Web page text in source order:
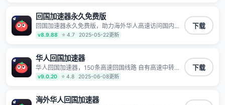
艺、哔哩哔哩和优酷视频,在国外也能畅快追剧!
回国加速器永久免费版
回国加速器永久免费版，助力海外华人高速访问国内网
络，快速开启国内各直播平台,解决国内视频、音乐卡顿
问题；更能加速海量国服游戏，超低延迟稳定不掉线,畅
v8.9.88 ⭐ 4.7 2025-05-22更新
下载
华人回国加速器
华人回国加速器，150条高速回国线路 自有高速中转节
点 无需注册 一键连接 提供高速线路 应用内直达视频音
乐app,快人一步 应用模式 App互不干扰 不间断的隐私保
止第三方对数据进行窃取和监听
v9.0.20 ⭐ 4.8 2025-06-08更新
下载
海外华人回国加速器